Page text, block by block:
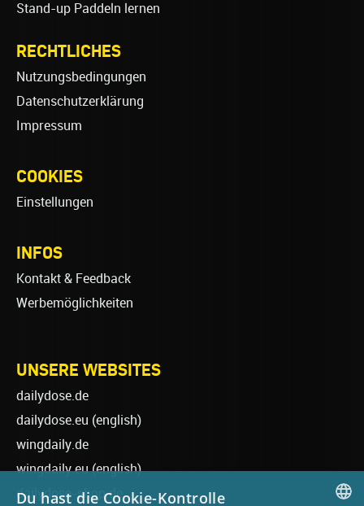
Stand-up Paddeln lernen
RECHTLICHES
Nutzungsbedingungen
Datenschutzerklärung
Impressum
COOKIES
Einstellungen
INFOS
Kontakt & Feedback
Werbemöglichkeiten
UNSERE WEBSITES
dailydose.de
dailydose.eu (english)
wingdaily.de
wingdaily.eu(english)
dailydose-shop.de
Du hast die Cookie-Kontrolle